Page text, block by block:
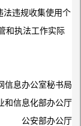
法违规收集使用个
和执法工作实际
信息办公室秘书局
和信息化部办公厅
公安部办公厅